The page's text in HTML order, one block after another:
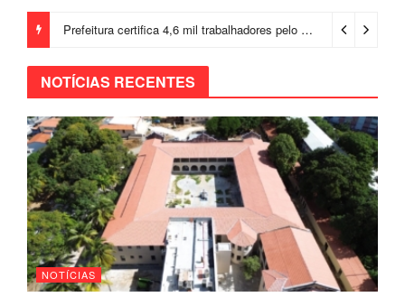
Prefeitura certifica 4,6 mil trabalhadores pelo programa Treinar para Empregar e realiza Feirão de Empregabilidade
NOTÍCIAS RECENTES
NOTÍCIAS